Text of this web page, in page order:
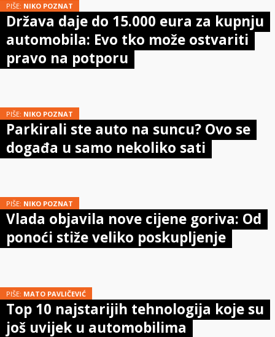
PIŠE: NIKO POZNAT
Država daje do 15.000 eura za kupnju
automobila: Evo tko može ostvariti
pravo na potporu
PIŠE: NIKO POZNAT
Parkirali ste auto na suncu? Ovo se
događa u samo nekoliko sati
PIŠE: NIKO POZNAT
Vlada objavila nove cijene goriva: Od
ponoći stiže veliko poskupljenje
PIŠE: MATO PAVLIČEVIĆ
Top 10 najstarijih tehnologija koje su
još uvijek u automobilima